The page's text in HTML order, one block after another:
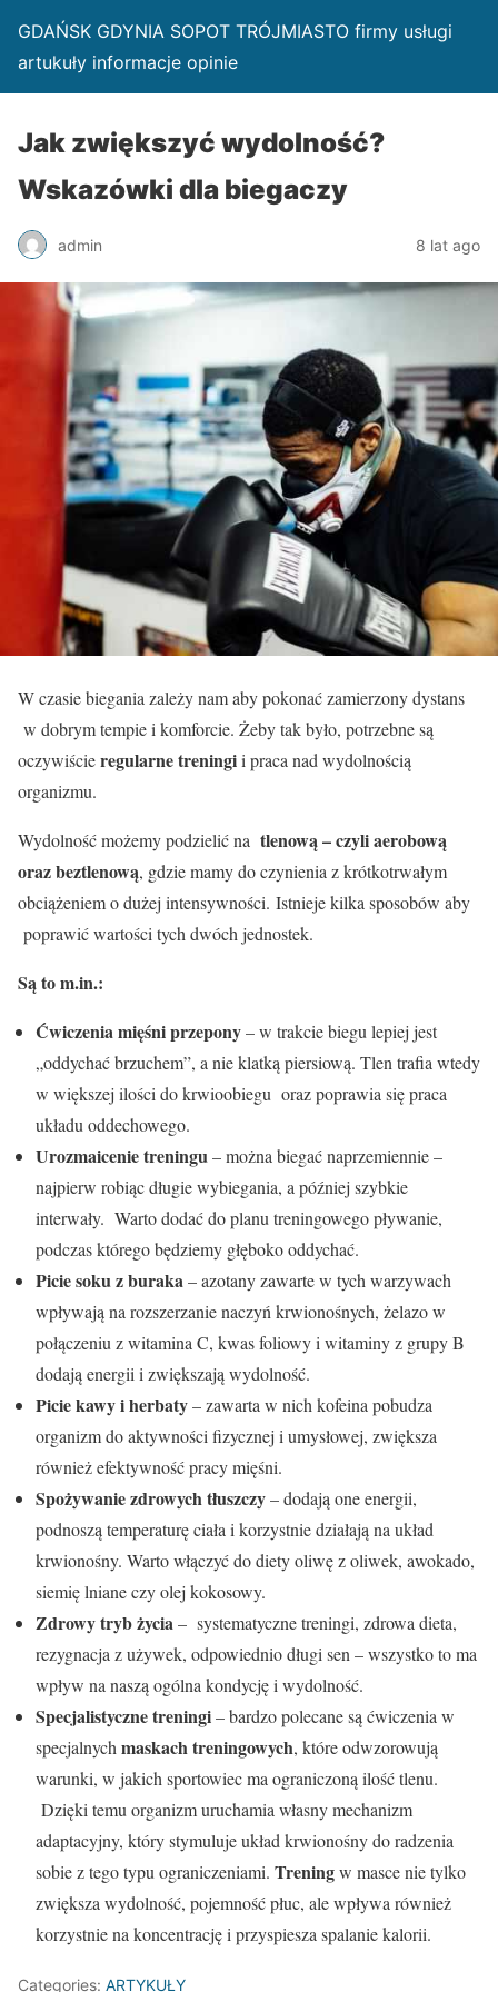
GDAŃSK GDYNIA SOPOT TRÓJMIASTO firmy usługi
artukuły informacje opinie
Jak zwiększyć wydolność?
Wskazówki dla biegaczy
admin 8 lat ago
W czasie biegania zależy nam aby pokonać zamierzony dystans
w dobrym tempie i komforcie. Żeby tak było, potrzebne są
oczywiścieregularne treningii praca nad wydolnością
organizmu.
Wydolność możemy podzielić na tlenową – czyli aerobową
oraz beztlenową, gdzie mamy do czynienia z krótkotrwałym
obciążeniem o dużej intensywności. Istnieje kilka sposobów aby
poprawić wartości tych dwóch jednostek.
Są to m.in.:
Ćwiczenia mięśni przepony– w trakcie biegu lepiej jest
„oddychać brzuchem”, a nie klatką piersiową. Tlen trafia wtedy
w większej ilości do krwioobiegu oraz poprawia się praca
układu oddechowego.
Urozmaicenie treningu– można biegać naprzemiennie –
najpierw robiąc długie wybiegania, a później szybkie
interwały. Warto dodać do planu treningowego pływanie,
podczas którego będziemy głęboko oddychać.
Picie soku z buraka– azotany zawarte w tych warzywach
wpływają na rozszerzanie naczyń krwionośnych, żelazo w
połączeniu z witamina C, kwas foliowy i witaminy z grupy B
dodają energii i zwiększają wydolność.
Picie kawy i herbaty– zawarta w nich kofeina pobudza
organizm do aktywności fizycznej i umysłowej, zwiększa
również efektywność pracy mięśni.
Spożywanie zdrowych tłuszczy– dodają one energii,
podnoszą temperaturę ciała i korzystnie działają na układ
krwionośny. Warto włączyć do diety oliwę z oliwek, awokado,
siemię lniane czy olej kokosowy.
Zdrowy tryb życia– systematyczne treningi, zdrowa dieta,
rezygnacja z używek, odpowiednio długi sen – wszystko to ma
wpływ na naszą ogólna kondycję i wydolność.
Specjalistyczne treningi– bardzo polecane są ćwiczenia w
specjalnychmaskach treningowych, które odwzorowują
warunki, w jakich sportowiec ma ograniczoną ilość tlenu.
Dzięki temu organizm uruchamia własny mechanizm
adaptacyjny, który stymuluje układ krwionośny do radzenia
sobie z tego typu ograniczeniami. Treningw masce nie tylko
zwiększa wydolność, pojemność płuc, ale wpływa również
korzystnie na koncentrację i przyspiesza spalanie kalorii.
Categories: ARTYKUŁY